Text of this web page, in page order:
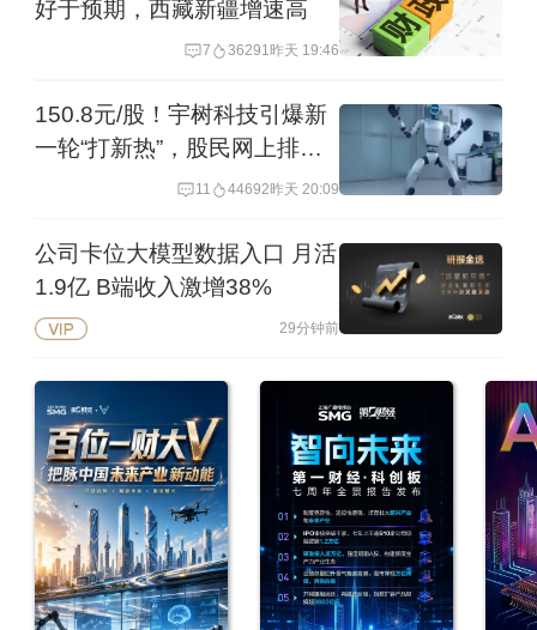
好于预期，西藏新疆增速高
7 36291昨天 19:46
150.8元/股！宇树科技引爆新
一轮“打新热”，股民网上排队
11 44692昨天 20:09
公司卡位大模型数据入口 月活
1.9亿 B端收入激增38%
29分钟前